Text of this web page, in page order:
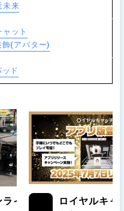
未来
ャット
(アバター)
ド
インのオープンワールド
ロイヤルキャ